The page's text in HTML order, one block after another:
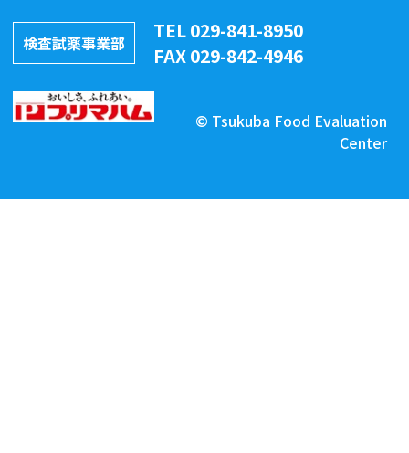
検査試薬事業部
TEL 029-841-8950
FAX 029-842-4946
© Tsukuba Food Evaluation
Center